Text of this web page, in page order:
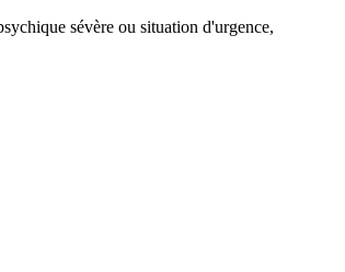
sévère ou situation d'urgence,